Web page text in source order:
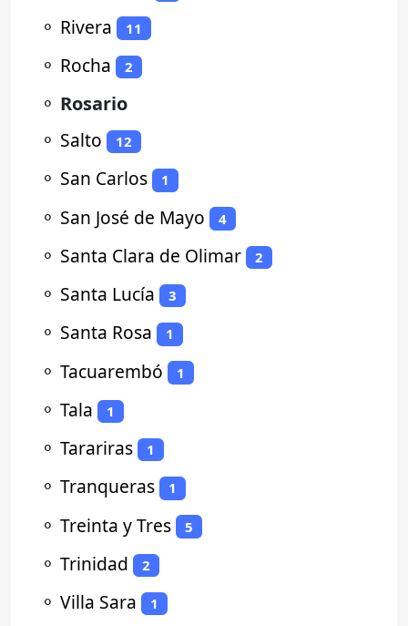
⚬ Rivera 11
⚬ Rocha 2
⚬ Rosario
⚬ Salto 12
⚬ San Carlos 1
⚬ San José de Mayo 4
⚬ Santa Clara de Olimar 2
⚬ Santa Lucía 3
⚬ Santa Rosa 1
⚬ Tacuarembó 1
⚬ Tala 1
⚬ Tarariras 1
⚬ Tranqueras 1
⚬ Treinta y Tres 5
⚬ Trinidad 2
⚬ Villa Sara 1